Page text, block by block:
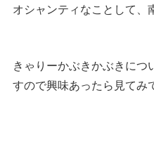
オシャンティなことして、
きゃりーかぶきかぶきにつ
すので興味あったら見てみ